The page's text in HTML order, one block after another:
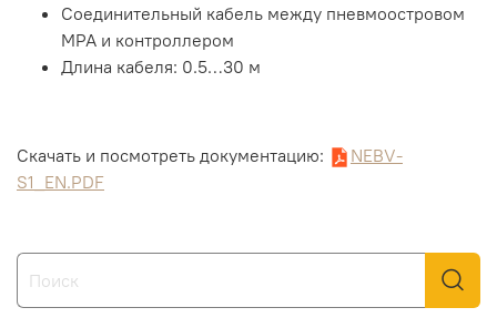
Соединительный кабель между пневмоостровом
МРА и контроллером
Длина кабеля: 0.5…30 м
Скачать и посмотреть документацию:
NEBV-
S1_EN.PDF